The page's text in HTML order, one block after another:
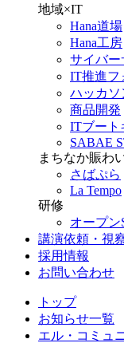
地域×IT
Hana道場
Hana工房
サイバー
IT推進フ
ハッカソ
商品開発
ITブート
SABAE
まちなか賑わ
さばぷら
La Tempo
研修
オープン
講演依頼・視
採用情報
お問い合わせ
トップ
お知らせ一覧
エル・コミュ